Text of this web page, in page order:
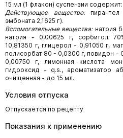
15 мл (1 флакон) суспензии содержит:
Действующее вещество:пирантел
эмбоната 2,1625 г).
Вспомогательные вещества:натрия
натрия - 0,00625 г, сорбитол
10,81350 г, глицерол - 0,91050 г,
полисорбат 80 - 0,0300 г, повидон -
0,00750 г, лимонная кислота
гидроксид - q.s., ароматизатор
очищенная - до 15 мл.
Условия отпуска
Отпускается по рецепту
Показания к применению